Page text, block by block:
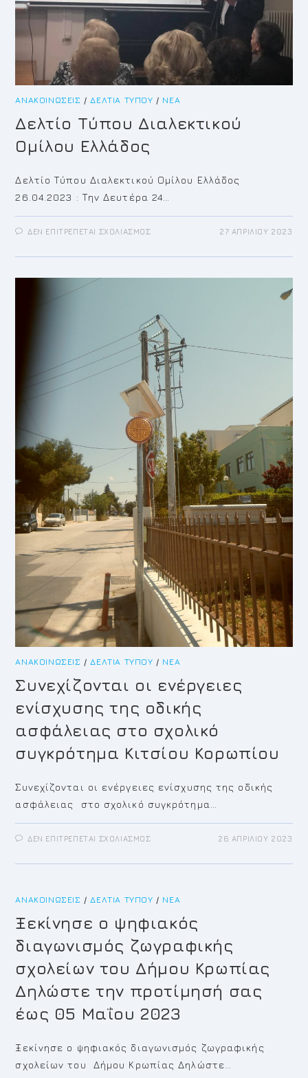
ΑΝΑΚΟΙΝΏΣΕΙΣ /ΔΕΛΤΊΑ ΤΎΠΟΥ / ΝΈΑ
Δελτίο Τύπου Διαλεκτικού
Ομίλου Ελλάδος
Δελτίο Τύπου Διαλεκτικού Ομίλου Ελλάδος
26.04.2023 : Την Δευτέρα 24…
ΔΕΝ ΕΠΙΤΡΈΠΕΤΑΙ ΣΧΟΛΙΑΣΜΌΣΣΤΟ
ΔΙΑΛΕΚΤΙΚΟΎ
ΕΛΛΆΔΟΣ
27 ΑΠΡΙΛΊΟΥ 2023
ΑΝΑΚΟΙΝΏΣΕΙΣ /ΔΕΛΤΊΑ ΤΎΠΟΥ / ΝΈΑ
Συνεχίζονται οι ενέργειες
ενίσχυσης της οδικής
ασφάλειας στο σχολικό
συγκρότημα Κιτσίου Κορωπίου
Συνεχίζονται οι ενέργειες ενίσχυσης της οδικής
ασφάλειας στο σχολικό συγκρότημα…
ΔΕΝ ΕΠΙΤΡΈΠΕΤΑΙ ΣΧΟΛΙΑΣΜΌΣΣΤΟ
ΕΝΈΡΓΕΙΕΣ
ΑΣΦΆΛΕΙΑΣ
ΣΧΟΛΙΚΌ
ΣΥΓΚΡΌΤΗΜΑ
ΚΟΡΩΠΊΟΥ
26 ΑΠΡΙΛΊΟΥ 2023
ΑΝΑΚΟΙΝΏΣΕΙΣ /ΔΕΛΤΊΑ ΤΎΠΟΥ / ΝΈΑ
Ξεκίνησε ο ψηφιακός
διαγωνισμός ζωγραφικής
σχολείων του Δήμου Κρωπίας
Δηλώστε την προτίμησή σας
έως 05 Μαΐου 2023
Ξεκίνησε ο ψηφιακός διαγωνισμός ζωγραφικής
σχολείων του Δήμου Κρωπίας Δηλώστε…